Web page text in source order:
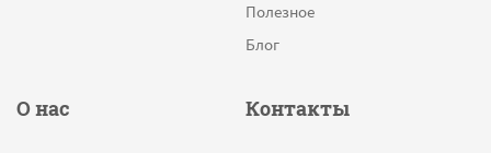
Полезное
Блог
О нас Контакты